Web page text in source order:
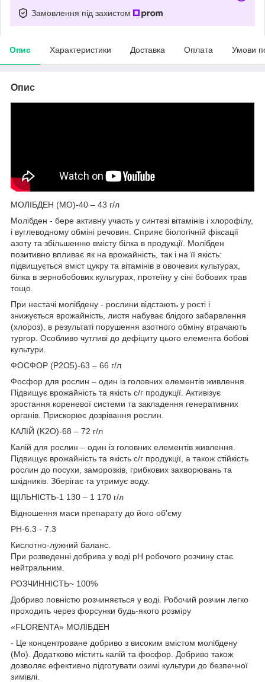
Замовлення під захистом
Опис Характеристики Доставка Оплата Умови
Опис
МОЛІБДЕН (MO)-40 – 43 г/л
Молібден - бере активну участь у синтезі вітамінів і хлорофілу,
і вуглеводному обміні речовин. Сприяє біологічній фіксації
азоту та збільшенню вмісту білка в продукції. Молібден
позитивно впливає як на врожайність, так і на її якість:
підвищується вміст цукру та вітамінів в овочевих культурах,
білка в зернобобових культурах, протеїну у сіні бобових трав
тощо.
При нестачі молібдену - рослини відстають у рості і
знижується врожайність, листя набуває блідого забарвлення
(хлороз), в результаті порушення азотного обміну втрачають
тургор. Особливо чутливі до дефіциту цього елемента бобові
культури.
ФОСФОР (P2O5)-63 – 66 г/л
Фосфор для рослин – один із головних елементів живлення.
Підвищує врожайність та якість с/г продукції. Активізує
зростання кореневої системи та закладення генеративних
органів. Прискорює дозрівання рослин.
КАЛІЙ (K2O)-68 – 72 г/л
Калій для рослин – один із головних елементів живлення.
Підвищує врожайність та якість с/г продукції, а також стійкість
рослин до посухи, заморозків, грибкових захворювань та
шкідників. Зберігає та утримує воду.
ЩІЛЬНІСТЬ-1 130 – 1 170 г/л
Відношення маси препарату до його об'єму
PH-6.3 - 7.3
Кислотно-лужний баланс.
При розведенні добрива у воді pH робочого розчину стає
нейтральним.
РОЗЧИННІСТЬ~ 100%
Добриво повністю розчиняється у воді. Робочий розчин легко
проходить через форсунки будь-якого розміру
«FLORENTA» МОЛІБДЕН
- Це концентроване добриво з високим вмістом молібдену
(Mo). Додатково містить калій та фосфор. Добриво також
дозволяє ефективно підготувати озимі культури до безпечної
зимівлі.